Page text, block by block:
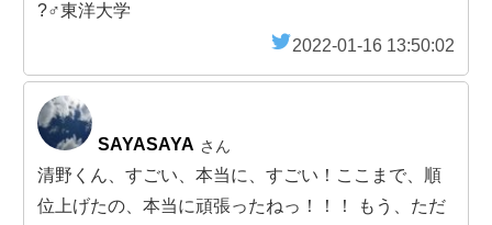
?‍♂️東洋大学
2022-01-16 13:50:02
SAYASAYA さん
清野くん、すごい、本当に、すごい！ここまで、順
位上げたの、本当に頑張ったねっ！！！ もう、ただ